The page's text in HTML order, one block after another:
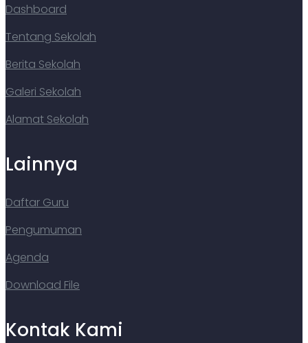
Dashboard
Tentang Sekolah
Berita Sekolah
Galeri Sekolah
Alamat Sekolah
Lainnya
Daftar Guru
Pengumuman
Agenda
Download File
Kontak Kami